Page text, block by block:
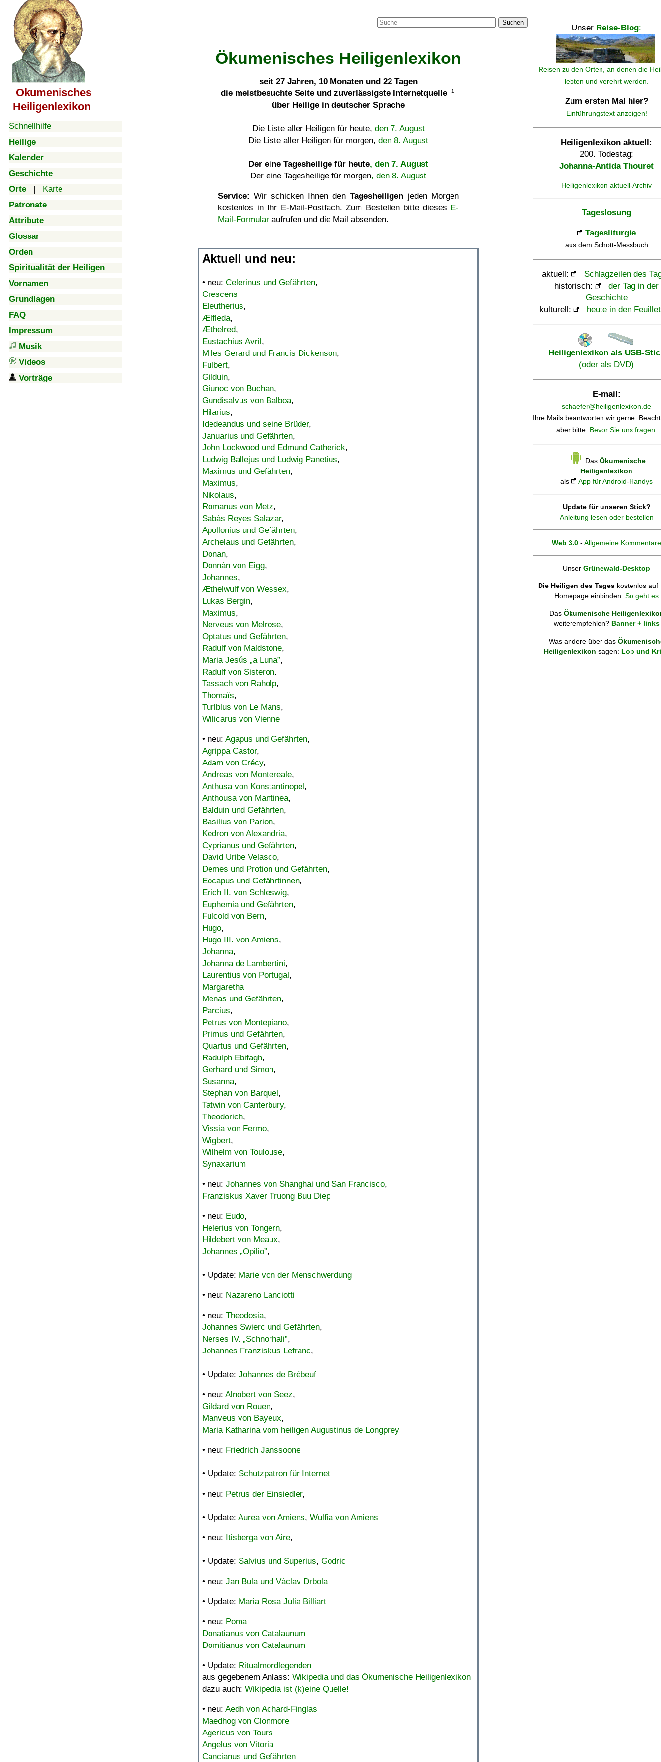
Ökumenisches
Heiligenlexikon
Schnellhilfe
Heilige
Kalender
Geschichte
Orte | Karte
Patronate
Attribute
Glossar
Orden
Spiritualität der Heiligen
Vornamen
Grundlagen
FAQ
Impressum
Musik
Videos
Vorträge
Suchen
Ökumenisches Heiligenlexikon
seit 27 Jahren, 10 Monaten und 22 Tagen
die meistbesuchte Seite und zuverlässigste Internetquelle
1
über Heilige in deutscher Sprache
Die Liste aller Heiligen für heute, den 7. August
Die Liste aller Heiligen für morgen, den 8. August
Der eine Tagesheilige für heute, den 7. August
Der eine Tagesheilige für morgen, den 8. August
Service: Wir schicken Ihnen denTagesheiligen jeden Morgen
kostenlos in Ihr E-Mail-Postfach. Zum Bestellen bitte dieses E-
Mail-Formular aufrufen und die Mail absenden.
Aktuell und neu:
• neu: Celerinus und Gefährten,
Crescens
Eleutherius,
Ælfleda,
Æthelred,
Eustachius Avril,
Miles Gerard und Francis Dickenson,
Fulbert,
Gilduin,
Giunoc von Buchan,
Gundisalvus von Balboa,
Hilarius,
Idedeandus und seine Brüder,
Januarius und Gefährten,
John Lockwood und Edmund Catherick,
Ludwig Ballejus und Ludwig Panetius,
Maximus und Gefährten,
Maximus,
Nikolaus,
Romanus von Metz,
Sabás Reyes Salazar,
Apollonius und Gefährten,
Archelaus und Gefährten,
Donan,
Donnán von Eigg,
Johannes,
Æthelwulf von Wessex,
Lukas Bergin,
Maximus,
Nerveus von Melrose,
Optatus und Gefährten,
Radulf von Maidstone,
Maria Jesús „a Luna”,
Radulf von Sisteron,
Tassach von Raholp,
Thomaïs,
Turibius von Le Mans,
Wilicarus von Vienne
• neu: Agapus und Gefährten,
Agrippa Castor,
Adam von Crécy,
Andreas von Montereale,
Anthusa von Konstantinopel,
Anthousa von Mantinea,
Balduin und Gefährten,
Basilius von Parion,
Kedron von Alexandria,
Cyprianus und Gefährten,
David Uribe Velasco,
Demes und Protion und Gefährten,
Eocapus und Gefährtinnen,
Erich II. von Schleswig,
Euphemia und Gefährten,
Fulcold von Bern,
Hugo,
Hugo III. von Amiens,
Johanna,
Johanna de Lambertini,
Laurentius von Portugal,
Margaretha
Menas und Gefährten,
Parcius,
Petrus von Montepiano,
Primus und Gefährten,
Quartus und Gefährten,
Radulph Ebifagh,
Gerhard und Simon,
Susanna,
Stephan von Barquel,
Tatwin von Canterbury,
Theodorich,
Vissia von Fermo,
Wigbert,
Wilhelm von Toulouse,
Synaxarium
• neu: Johannes von Shanghai und San Francisco,
Franziskus Xaver Truong Buu Diep
• neu: Eudo,
Helerius von Tongern,
Hildebert von Meaux,
Johannes „Opilio”,
• Update: Marie von der Menschwerdung
• neu: Nazareno Lanciotti
• neu: Theodosia,
Johannes Swierc und Gefährten,
Nerses IV. „Schnorhali”,
Johannes Franziskus Lefranc,
• Update: Johannes de Brébeuf
• neu: Alnobert von Seez,
Gildard von Rouen,
Manveus von Bayeux,
Maria Katharina vom heiligen Augustinus de Longprey
• neu: Friedrich Janssoone
• Update: Schutzpatron für Internet
• neu: Petrus der Einsiedler,
• Update: Aurea von Amiens, Wulfia von Amiens
• neu: Itisberga von Aire,
• Update: Salvius und Superius, Godric
• neu: Jan Bula und Václav Drbola
• Update: Maria Rosa Julia Billiart
• neu: Poma
Donatianus von Catalaunum
Domitianus von Catalaunum
• Update: Ritualmordlegenden
aus gegebenem Anlass: Wikipedia und das Ökumenische Heiligenlexikon
dazu auch: Wikipedia ist (k)eine Quelle!
• neu: Aedh von Achard-Finglas
Maedhog von Clonmore
Agericus von Tours
Angelus von Vitoria
Cancianus und Gefährten
Unser Reise-Blog:
Reisen zu den Orten, an denen die
lebten und verehrt werden.
Zum ersten Mal hier?
Einführungstext anzeigen!
Heiligenlexikon aktuell:
200. Todestag:
Johanna-Antida Thouret
Heiligenlexikon aktuell-Archiv
Tageslosung
Tagesliturgie
aus dem Schott-Messbuch
aktuell:
Schlagzeilen des
historisch:
der Tag in der
Geschichte
kulturell:
heute in den
Heiligenlexikon als USB-
(oder als DVD)
E-mail:
schaefer@heiligenlexikon.de
Ihre Mails beantworten wir gerne.
aber bitte: Bevor Sie uns fragen.
Das Ökumenische
Heiligenlexikon
als
App für Android-Handys
Update für unseren Stick?
Anleitung lesen oder bestellen
Web 3.0 - Allgemeine Kommentare
Unser Grünewald-Desktop
Die Heiligen des Tages kostenlos auf
Homepage einbinden: So geht es
Das Ökumenische
weiterempfehlen? Banner + links
Was andere über das
Heiligenlexikon sagen: Lob und